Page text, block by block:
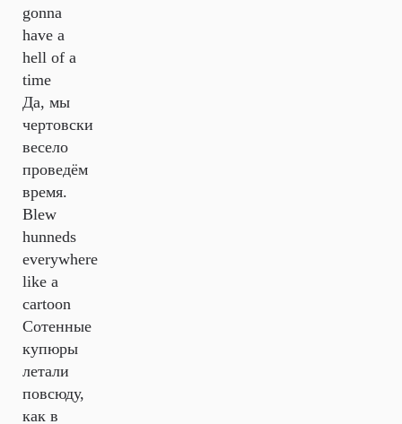
gonna
have a
hell of a
time
Да, мы
чертовски
весело
проведём
время.
Blew
hunneds
everywhere
like a
cartoon
Сотенные
купюры
летали
повсюду,
как в